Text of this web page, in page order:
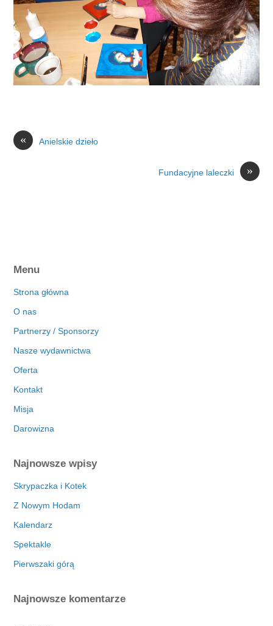
« Anielskie dzieło
»
Fundacyjne laleczki
Menu
Strona główna
O nas
Partnerzy / Sponsorzy
Nasze wydawnictwa
Oferta
Kontakt
Misja
Darowizna
Najnowsze wpisy
Skrypaczka i Kotek
Z Nowym Hodam
Kalendarz
Spektakle
Pierwszaki górą
Najnowsze komentarze